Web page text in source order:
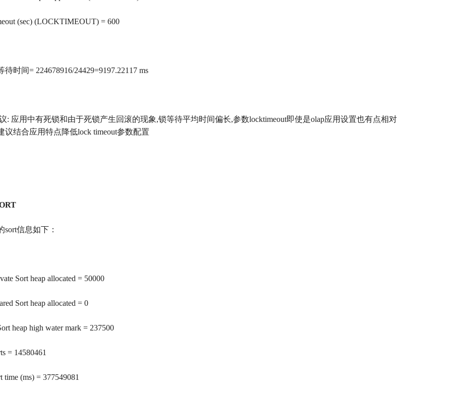
(sec) (LOCKTIMEOUT) = 600
待时间= 224678916/24429=9197.22117 ms
: 应用中有死锁和由于死锁产生回滚的现象,锁等待平均时间偏长,参数locktimeout即使是olap应用设置也有点相对
议结合应用特点降低lock timeout参数配置
sort信息如下：
Sort heap allocated = 50000
Sort heap allocated = 0
heap high water mark = 237500
= 14580461
time (ms) = 377549081